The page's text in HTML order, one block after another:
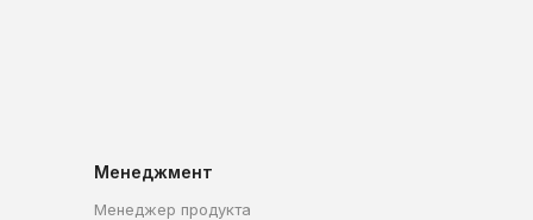
Менеджмент
Менеджер продукта